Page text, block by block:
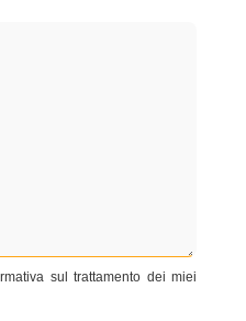
sul trattamento dei miei